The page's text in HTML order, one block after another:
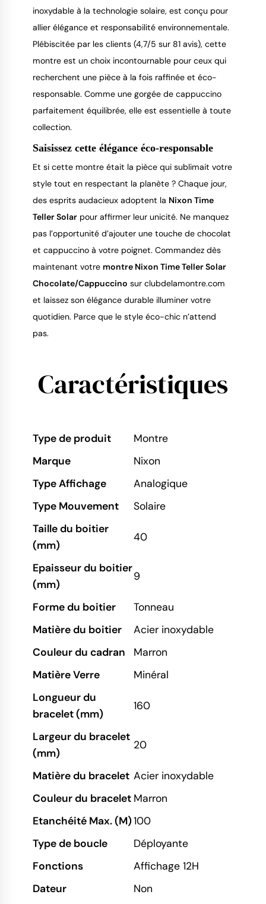
inoxydable à la technologie solaire, est conçu pour
allier élégance et responsabilité environnementale.
Plébiscitée par les clients (4,7/5 sur 81 avis), cette
montre est un choix incontournable pour ceux qui
recherchent une pièce à la fois raffinée et éco-
responsable. Comme une gorgée de cappuccino
parfaitement équilibrée, elle est essentielle à toute
collection.
Saisissez cette élégance éco-responsable
Et si cette montre était la pièce qui sublimait votre
style tout en respectant la planète ? Chaque jour,
des esprits audacieux adoptent la Nixon Time
Teller Solar pour affirmer leur unicité. Ne manquez
pas l’opportunité d’ajouter une touche de chocolat
et cappuccino à votre poignet. Commandez dès
maintenant votre montre Nixon Time Teller Solar
Chocolate/Cappuccino sur clubdelamontre.com
et laissez son élégance durable illuminer votre
quotidien. Parce que le style éco-chic n’attend
pas.
Caractéristiques
Type de produit
Montre
Marque
Nixon
Type Affichage
Analogique
Type Mouvement
Solaire
Taille du boitier
(mm)
40
Epaisseur du boitier
(mm)
9
Forme du boitier
Tonneau
Matière du boitier
Acier inoxydable
Couleur du cadran
Marron
Matière Verre
Minéral
Longueur du
bracelet (mm)
160
Largeur du bracelet
(mm)
20
Matière du bracelet Acier inoxydable
Couleur du bracelet Marron
Etanchéité Max. (M)100
Type de boucle
Déployante
Fonctions
Affichage 12H
Dateur
Non